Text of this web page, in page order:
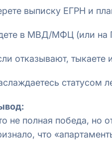
выписку ЕГРН и
в МВД/МФЦ (или на
отказывают,
статусом
не полная победа, но
что